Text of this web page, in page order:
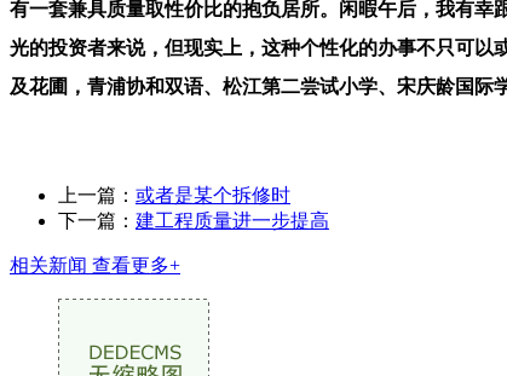
有一套兼具质量取性价比的抱负居所。闲暇午后，我有幸
光的投资者来说，但现实上，这种个性化的办事不只可以
及花圃，青浦协和双语、松江第二尝试小学、宋庆龄国际
上一篇： 或者是某个拆修时
下一篇： 建工程质量进一步提高
相关新闻 查看更多+